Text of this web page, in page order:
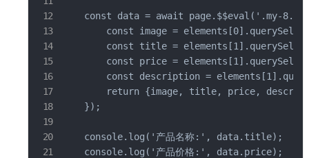
const data = await page.$$eval('.my-
const image =
const title =
const price =
const description =
return {image, title, price,
    });
    console.log('产品名称:', data.title);
    console.log('产品价格:', data.price);